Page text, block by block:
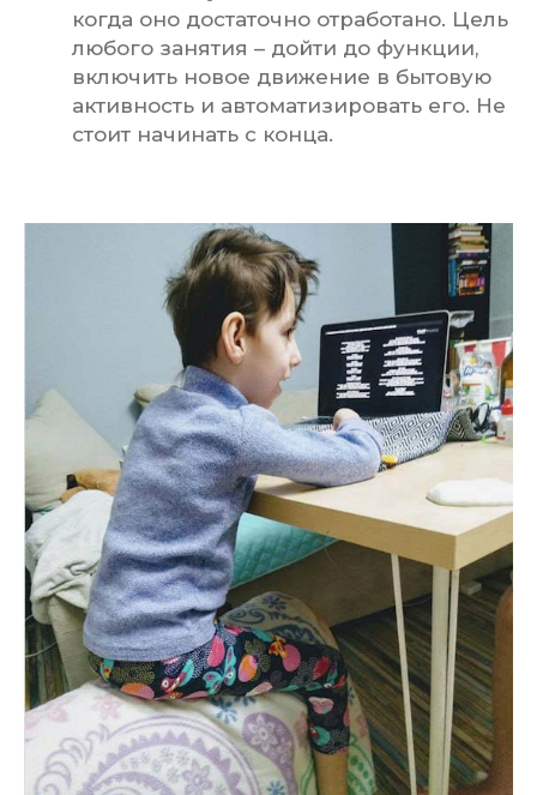
когда оно достаточно отработано. Цель
любого занятия – дойти до функции,
включить новое движение в бытовую
активность и автоматизировать его. Не
стоит начинать с конца.